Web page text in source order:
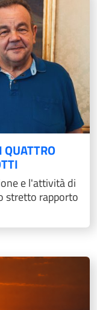
QUATTRO
e l'attività di
stretto rapporto